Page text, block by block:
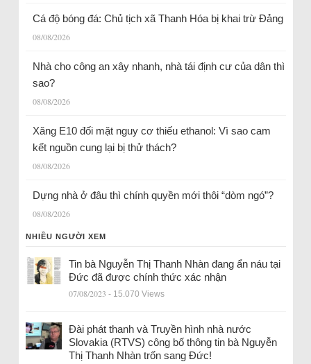
Cá độ bóng đá: Chủ tịch xã Thanh Hóa bị khai trừ Đảng
08/08/2026
Nhà cho công an xây nhanh, nhà tái định cư của dân thì
sao?
08/08/2026
Xăng E10 đối mặt nguy cơ thiếu ethanol: Vì sao cam
kết nguồn cung lại bị thử thách?
08/08/2026
Dựng nhà ở đâu thì chính quyền mới thôi “dòm ngó”?
08/08/2026
NHIỀU NGƯỜI XEM
Tin bà Nguyễn Thị Thanh Nhàn đang ẩn náu tại
Đức đã được chính thức xác nhận
07/08/2023 - 15.070 Views
Đài phát thanh và Truyền hình nhà nước
Slovakia (RTVS) công bố thông tin bà Nguyễn
Thị Thanh Nhàn trốn sang Đức!